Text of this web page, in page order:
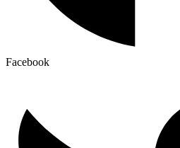
Facebook